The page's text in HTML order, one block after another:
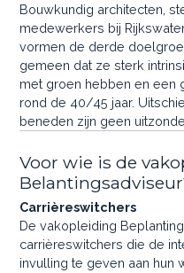
Bouwkundig architecten,
medewerkers bij
vormen de derde
gemeen dat ze sterk
met groen hebben en een
rond de 40/45 jaar.
beneden zijn geen
Voor wie is de
Carrièreswitchers
De vakopleiding
carrièreswitchers die de
invulling te geven aan hun